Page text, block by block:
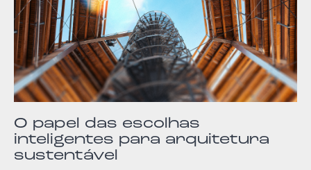
O papel das escolhas
inteligentes para arquitetura
sustentável